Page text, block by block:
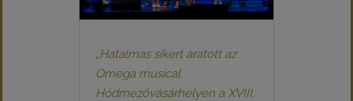
„Hatalmas sikert aratott az
Omega musical
Hódmezővásárhelyen a XVIII.